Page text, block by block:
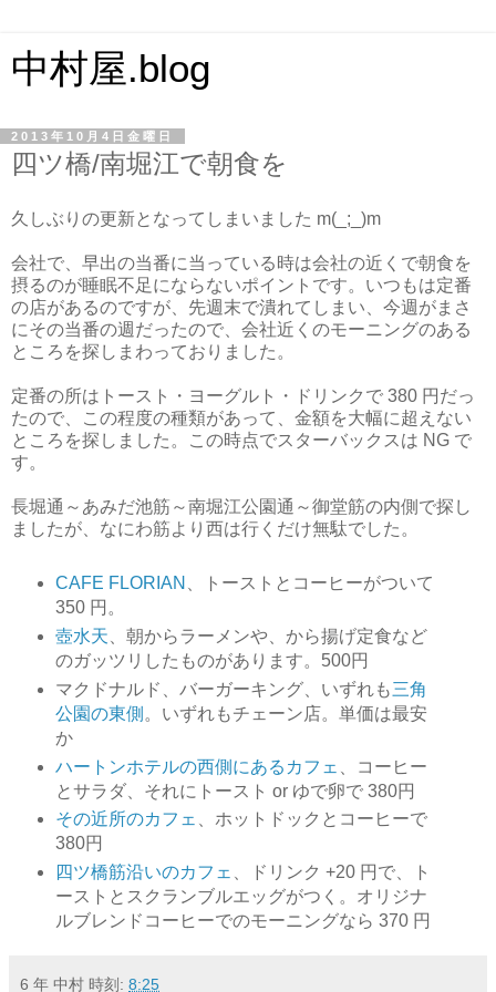
中村屋.blog
2013年10月4日金曜日
四ツ橋/南堀江で朝食を
久しぶりの更新となってしまいました m(_;_)m
会社で、早出の当番に当っている時は会社の近くで朝食を
摂るのが睡眠不足にならないポイントです。いつもは定番
の店があるのですが、先週末で潰れてしまい、今週がまさ
にその当番の週だったので、会社近くのモーニングのある
ところを探しまわっておりました。
定番の所はトースト・ヨーグルト・ドリンクで 380 円だっ
たので、この程度の種類があって、金額を大幅に超えない
ところを探しました。この時点でスターバックスは NG で
す。
長堀通～あみだ池筋～南堀江公園通～御堂筋の内側で探し
ましたが、なにわ筋より西は行くだけ無駄でした。
CAFE FLORIAN
、トーストとコーヒーがついて
350 円。
壺水天 、朝からラーメンや、から揚げ定食など
のガッツリしたものがあります。500円
マクドナルド、バーガーキング、いずれも三角
公園の東側 。いずれもチェーン店。単価は最安
か
ハートンホテルの西側にあるカフェ
、コーヒー
とサラダ、それにトースト or ゆで卵で 380円
その近所のカフェ 、ホットドックとコーヒーで
380円
四ツ橋筋沿いのカフェ 、ドリンク +20 円で、ト
ーストとスクランブルエッグがつく。オリジナ
ルブレンドコーヒーでのモーニングなら 370 円
6 年 中村 時刻: 8:25